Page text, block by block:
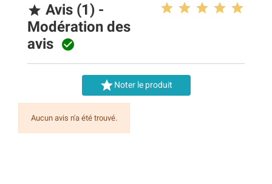
 Avis (1) -
Modération des
avis 
Noter le produit
Aucun avis n'a été trouvé.